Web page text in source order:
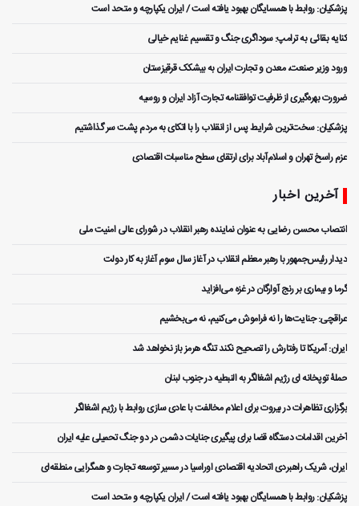
پزشکیان: روابط با همسایگان بهبود یافته است / ایران یکپارچه و متحد است
کنایه بقائی به ترامپ: سوداگری جنگ و تقسیم غنایم خیالی
ورود وزیر صنعت، معدن و تجارت ایران به بیشکک قرقیزستان
ضرورت بهره‌گیری از ظرفیت توافقنامه تجارت آزاد ایران و روسیه
پزشکیان: سخت‌ترین شرایط پس از انقلاب را با اتکای به مردم پشت سر گذاشتیم
عزم راسخ تهران و اسلام‌آباد برای ارتقای سطح مناسبات اقتصادی
آخرین اخبار
انتصاب محسن رضایی به عنوان نماینده رهبر انقلاب در شورای عالی امنیت ملی
دیدار رئیس‌جمهور با رهبر معظم انقلاب در آغاز سال سوم آغاز به کار دولت
گرما و بیماری بر رنج آوارگان در غزه می‌افزاید
عراقچی: جنایت‌ها را نه فراموش می‌کنیم، نه می‌بخشیم
ایران: آمریکا تا رفتارش را تصحیح نکند تنگه هرمز باز نخواهد شد
حملۀ توپخانه ای رژیم اشغالگر به النبطیه در جنوب لبنان
برگزاری تظاهرات در بیروت برای اعلام مخالفت با عادی سازی روابط با رژیم اشغالگر
آخرین اقدامات دستگاه قضا برای پیگیری جنایات دشمن در دو جنگ تحمیلی علیه ایران
ایران، شریک راهبردی اتحادیه اقتصادی اوراسیا در مسیر توسعه تجارت و همگرایی منطقه‌ای
پزشکیان: روابط با همسایگان بهبود یافته است / ایران یکپارچه و متحد است